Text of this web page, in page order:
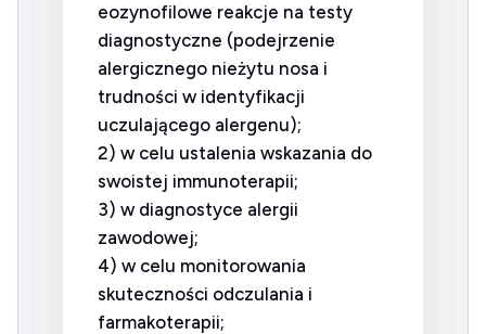
eozynofilowe reakcje na testy
diagnostyczne (podejrzenie
alergicznego nieżytu nosa i
trudności w identyfikacji
uczulającego alergenu);
2) w celu ustalenia wskazania do
swoistej immunoterapii;
3) w diagnostyce alergii
zawodowej;
4) w celu monitorowania
skuteczności odczulania i
farmakoterapii;